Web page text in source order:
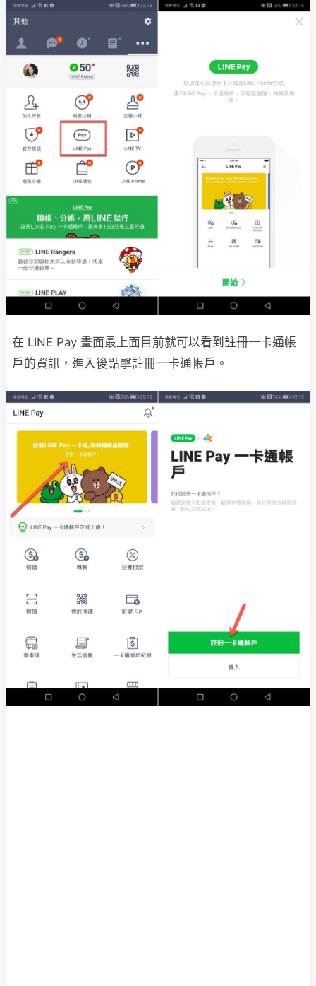
在 LINE Pay 畫面最上面目前就可以看到註冊一卡通帳
戶的資訊，進入後點擊註冊一卡通帳戶。